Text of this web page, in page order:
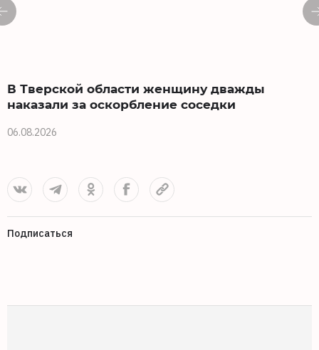
В Тверской области женщину дважды
наказали за оскорбление соседки
06.08.2026
Подписаться